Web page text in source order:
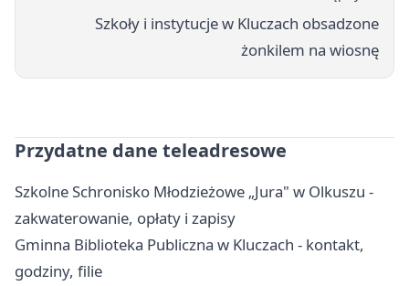
Szkoły i instytucje w Kluczach obsadzone
żonkilem na wiosnę
Przydatne dane teleadresowe
Szkolne Schronisko Młodzieżowe „Jura" w Olkuszu -
zakwaterowanie, opłaty i zapisy
Gminna Biblioteka Publiczna w Kluczach - kontakt,
godziny, filie